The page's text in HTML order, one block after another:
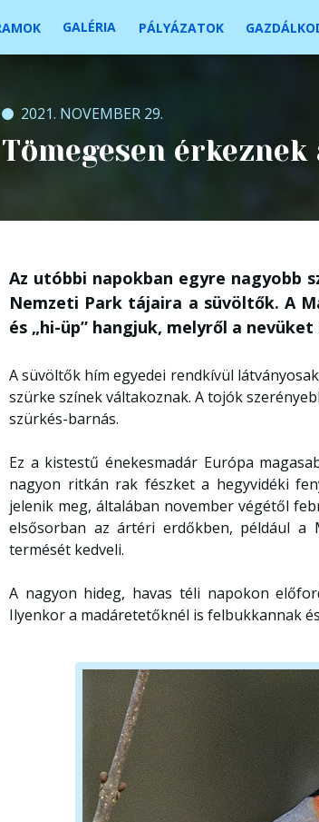
GALÉRIA PÁLYÁZATOK
2021. NOVEMBER 29.
Tömegesen
Az utóbbi napokban egyre nagyobb
Nemzeti Park tájaira a süvöltők. A
és „hi-üp” hangjuk, melyről a
A süvöltők hím egyedei rendkívül
szürke színek váltakoznak. A tojók
szürkés-barnás.
Ez a kistestű énekesmadár Európa
nagyon ritkán rak fészket a hegyvidéki
jelenik meg, általában november végétől
elsősorban az ártéri erdőkben, például a
termését kedveli.
A nagyon hideg, havas téli napokon
Ilyenkor a madáretetőknél is felbukkannak